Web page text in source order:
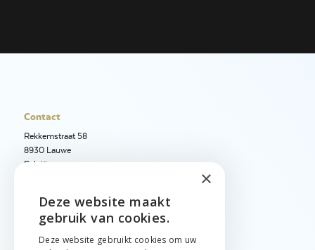
Contact
Rekkemstraat 58
8930 Lauwe
België
+32 56 50 12 95
info@jetimport.be
ENGLISH
×
Deze website maakt
gebruik van cookies.
Deze website gebruikt cookies om uw